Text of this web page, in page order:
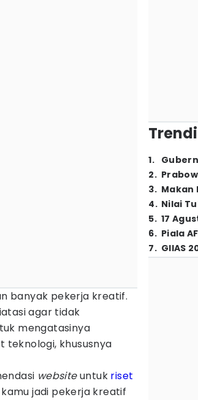
banyak pekerja kreatif.
agar tidak
mengatasinya
khususnya
websiteuntuk riset
jadi pekerja kreatif
1.
2.
3. Makan
4. Nilai
5. 17
6. Piala
7. GIIAS